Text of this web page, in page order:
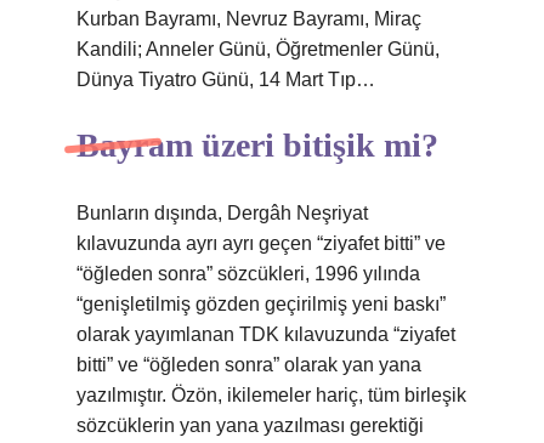
Kurban Bayramı, Nevruz Bayramı, Miraç
Kandili; Anneler Günü, Öğretmenler Günü,
Dünya Tiyatro Günü, 14 Mart Tıp…
Bayram üzeri bitişik mi?
Bunların dışında, Dergâh Neşriyat
kılavuzunda ayrı ayrı geçen “ziyafet bitti” ve
“öğleden sonra” sözcükleri, 1996 yılında
“genişletilmiş gözden geçirilmiş yeni baskı”
olarak yayımlanan TDK kılavuzunda “ziyafet
bitti” ve “öğleden sonra” olarak yan yana
yazılmıştır. Özön, ikilemeler hariç, tüm birleşik
sözcüklerin yan yana yazılması gerektiği